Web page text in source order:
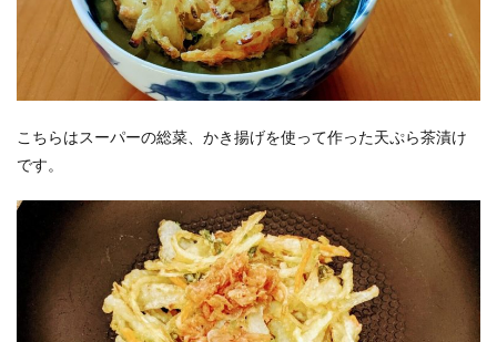
こちらはスーパーの総菜、かき揚げを使って作った天ぷら茶漬け
です。